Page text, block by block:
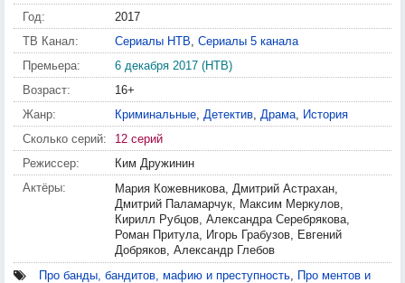
Год:
2017
ТВ Канал:
Сериалы НТВ, Сериалы 5 канала
Премьера:
6 декабря 2017 (НТВ)
Возраст:
16+
Жанр:
Криминальные, Детектив, Драма, История
Сколько серий:
12 серий
Режиссер:
Ким Дружинин
Актёры:
Мария Кожевникова, Дмитрий Астрахан,
Дмитрий Паламарчук, Максим Меркулов,
Кирилл Рубцов, Александра Серебрякова,
Роман Притула, Игорь Грабузов, Евгений
Добряков, Александр Глебов
Про банды, бандитов, мафию и преступность, Про ментов и